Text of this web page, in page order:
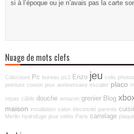
si à l’époque ou je n’avais pas la carte
Nuage de mots clefs
Cdiscount Pc bureau ps3 Enzo jeu colis photos
peinture cousin jeux anniversaire escalier placo
repas câble douche amazon grenier Blog
maison installation salon électricité parents
Merlin hydrofuge jeux vidéo Paris carrelage plaque